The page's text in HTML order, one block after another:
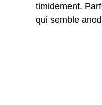
timidement.
qui semble